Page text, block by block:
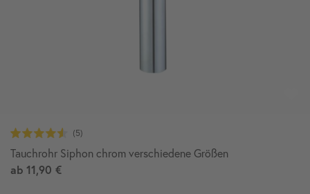
Tauchrohr Siphon chrom verschiedene Größen
ab 11,90 €